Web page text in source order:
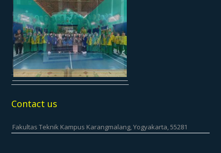
Contact us
Fakultas Teknik Kampus Karangmalang, Yogyakarta, 55281